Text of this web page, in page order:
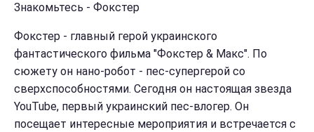
Знакомьтесь - Фокстер
Фокстер - главный герой украинского
фантастического фильма "Фокстер & Макс". По
сюжету он нано-робот - пес-супергерой со
сверхспособностями. Сегодня он настоящая звезда
YouTube, первый украинский пес-влогер. Он
посещает интересные мероприятия и встречается с